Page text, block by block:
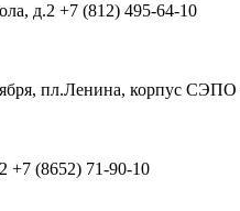
д.2 +7 (812) 495-64-10
пл.Ленина, корпус СЭПО
+7 (8652) 71-90-10